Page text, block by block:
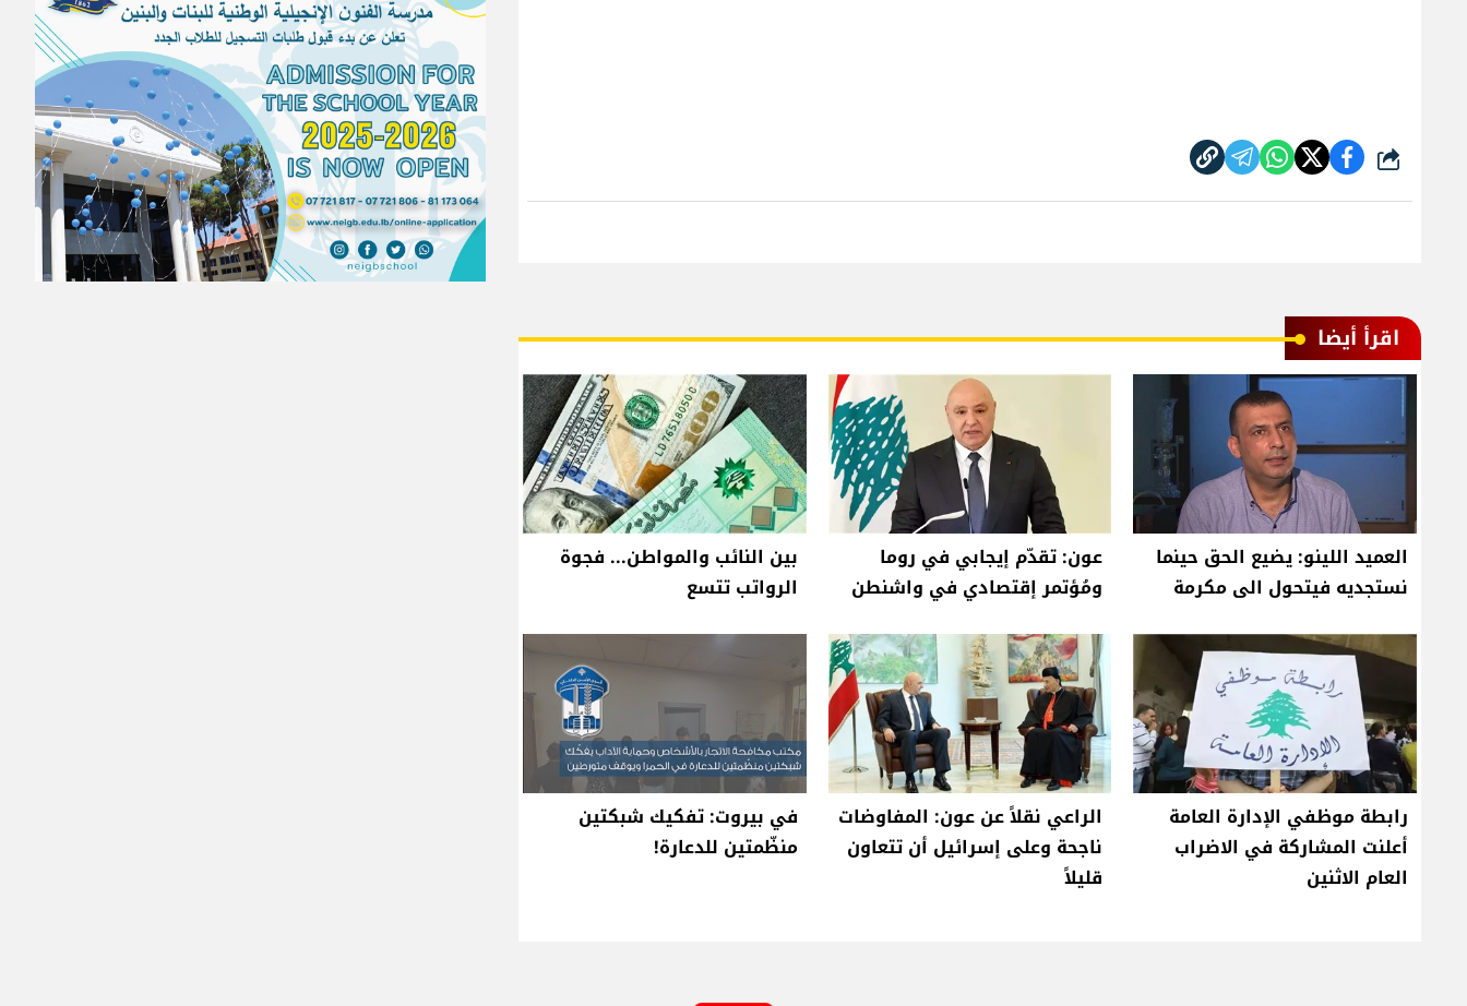
شارك
اقرأ أيضا
العميد اللينو: يضيع الحق حينما
نستجديه فيتحول الى مكرمة
عون: تقدّم إيجابي في روما
ومُؤتمر إقتصادي في واشنطن
بين النائب والمواطن... فجوة
الرواتب تتسع
رابطة موظفي الإدارة العامة
أعلنت المشاركة في الاضراب
العام الاثنين
الراعي نقلاً عن عون: المفاوضات
ناجحة وعلى إسرائيل أن تتعاون
قليلاً
في بيروت: تفكيك شبكتين
منظّمتين للدعارة!